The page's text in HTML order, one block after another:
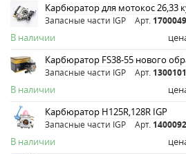
Карбюратор для мотокос 26,33
Запасные части IGP Арт. 1700049
В наличии
Карбюратор FS38-55 нового
Запасные части IGP Арт. 1300101
В наличии
Карбюратор H125R,128R IGP
Запасные части IGP Арт. 1400092
В наличии